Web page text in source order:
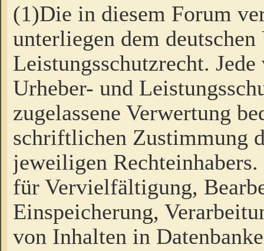
(1)Die in diesem Forum
unterliegen dem
Leistungsschutzrecht.
Urheber- und
zugelassene Verwertung
schriftlichen Zustimmung
jeweiligen
für Vervielfältigung,
Einspeicherung,
von Inhalten in